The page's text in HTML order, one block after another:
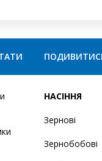
НАСІННЯ
Зернові
Зернобобові